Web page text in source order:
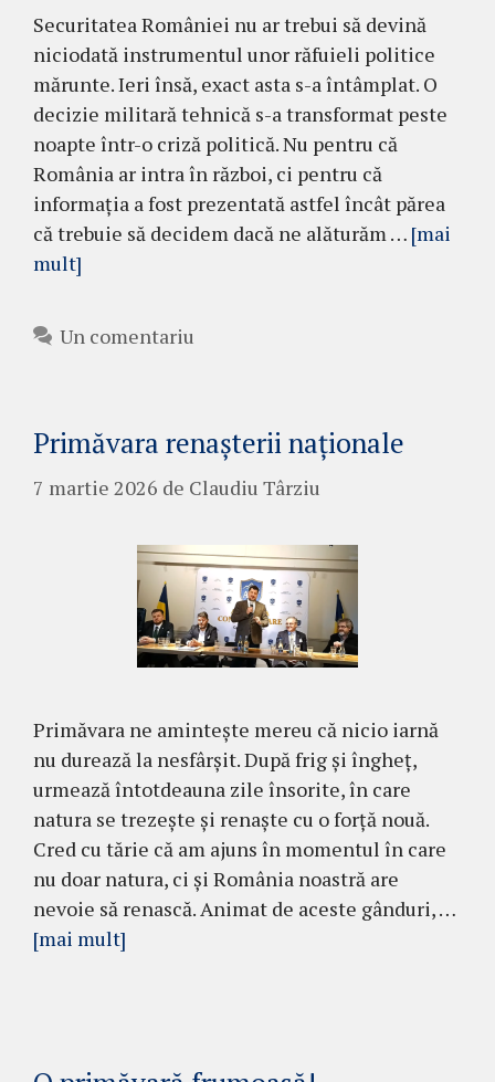
Securitatea României nu ar trebui să devină
niciodată instrumentul unor răfuieli politice
mărunte. Ieri însă, exact asta s-a întâmplat. O
decizie militară tehnică s-a transformat peste
noapte într-o criză politică. Nu pentru că
România ar intra în război, ci pentru că
informația a fost prezentată astfel încât părea
că trebuie să decidem dacă ne alăturăm … [mai
mult]
Un comentariu
Primăvara renașterii naționale
7 martie 2026 de Claudiu Târziu
Primăvara ne amintește mereu că nicio iarnă
nu durează la nesfârșit. După frig și îngheț,
urmează întotdeauna zile însorite, în care
natura se trezește și renaște cu o forță nouă.
Cred cu tărie că am ajuns în momentul în care
nu doar natura, ci și România noastră are
nevoie să renască. Animat de aceste gânduri, …
[mai mult]